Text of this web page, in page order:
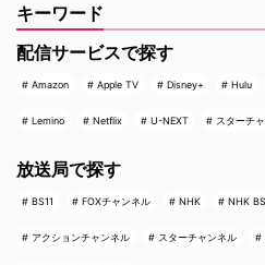
キーワード
配信サービスで探す
Amazon Apple TV Disney+ Hulu
Lemino Netflix U-NEXT スターチ
放送局で探す
BS11 FOXチャンネル NHK NHK
アクションチャンネル スターチャンネル